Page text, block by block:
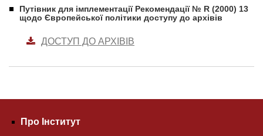
Путівник для імплементації Рекомендації № R (2000) 13
щодо Європейської політики доступу до архівів
ДОСТУП ДО АРХІВІВ
Про Інститут